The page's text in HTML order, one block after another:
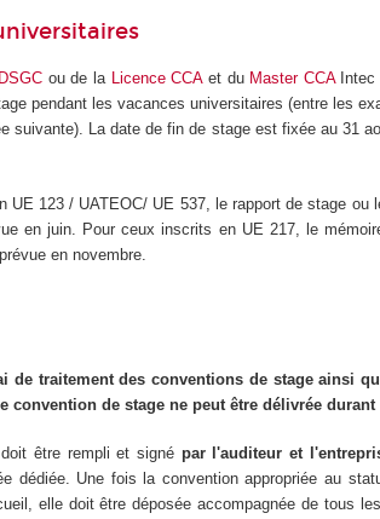
DSGC ou de la Licence CCAet du Master CCAIntec
pendant les vacances universitaires (entre les
suivante). La date de fin de stage est fixée au 31
UE 123 / UATEOC/ UE 537, le rapport de stage ou
en juin. Pour ceux inscrits en UE 217, le
en novembre.
de traitement des conventions de stage ainsi
convention de stage ne peut être délivrée durant
doit être rempli et signé par l'auditeur et
dédiée. Une fois la convention appropriée au
elle doit être déposée accompagnée de tous